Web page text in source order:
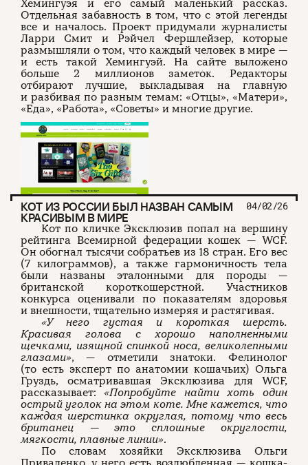
Хемингуэя и его самый маленький рассказ.
Отдельная забавность в том, что с этой легенды
все и началось. Проект придумали журналисты
Ларри Смит и Рэйчел Фершлейзер, которые
размышляли о том, что каждый человек в мире —
и есть такой Хемингуэй. На сайте выложено
больше 2 миллионов заметок. Редакторы
отбирают лучшие, выкладывая на главную
и разбивая по разным темам: «Отцы», «Матери»,
«Еда», «Работа», «Советы» и многие другие.
КОТ ИЗ РОССИИ БЫЛ НАЗВАН САМЫМ
КРАСИВЫМ В МИРЕ
04/02/26
Кот по кличке Эксклюзив попал на вершину
рейтинга Всемирной федерации кошек — WCF.
Он обогнал тысячи собратьев из 18 стран. Его вес
(7 килограммов), а также гармоничность тела
были названы эталонными для породы —
британской короткошерстной. Участников
конкурса оценивали по показателям здоровья
и внешности, тщательно измеряя и растягивая.
«У него густая и короткая шерсть.
Красивая голова с хорошо наполненными
щечками, изящной спинкой носа, великолепными
глазами», — отметили знатоки. Фелинолог
(то есть эксперт по анатомии кошачьих) Ольга
Груздь, осматривавшая Эксклюзива для WCF,
рассказывает: «Попробуйте найти хоть один
острый уголок на этом коте. Мне кажется, что
каждая шерстинка округлая, потому что весь
британец — это сплошные округлости,
мягкости, плавные линии».
По словам хозяйки Эксклюзива Ольги